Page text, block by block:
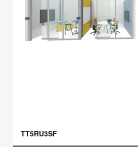
TT5RU3SF